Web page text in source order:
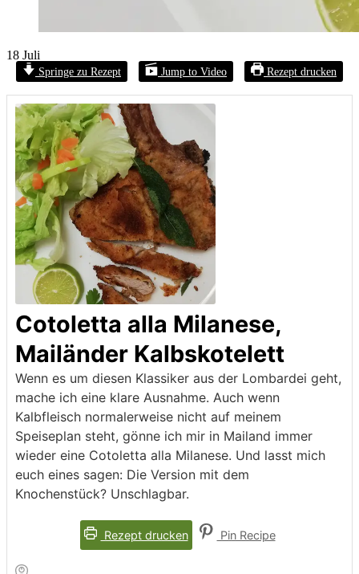
18 Juli
Springe zu Rezept Jump to Video Rezept drucken
Cotoletta alla Milanese,
Mailänder Kalbskotelett
Wenn es um diesen Klassiker aus der Lombardei geht,
mache ich eine klare Ausnahme. Auch wenn
Kalbfleisch normalerweise nicht auf meinem
Speiseplan steht, gönne ich mir in Mailand immer
wieder eine Cotoletta alla Milanese. Und lasst mich
euch eines sagen: Die Version mit dem
Knochenstück? Unschlagbar.
Rezept drucken Pin Recipe